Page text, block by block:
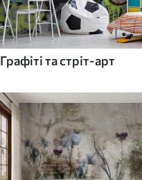
Графіті та стріт-арт